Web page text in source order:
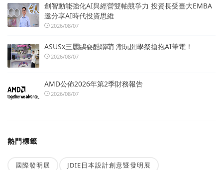
創智動能強化AI與經營雙軸競爭力 投資長受臺大EMBA
邀分享AI時代投資思維
2026/08/07
ASUSx三麗鷗耍酷聯萌 潮玩開學祭搶抱AI筆電！
2026/08/07
AMD公佈2026年第2季財務報告
2026/08/07
熱門標籤
國際發明展 JDIE日本設計創意暨發明展